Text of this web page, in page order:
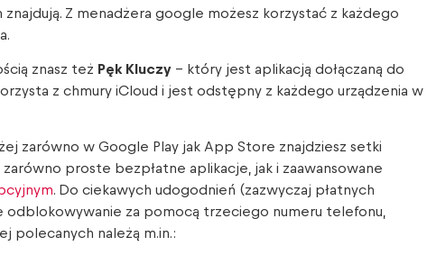
Z menadżera google możesz korzystać z każdego
znasz też Pęk Kluczy – który jest aplikacją dołączaną do
z chmury iCloud i jest odstępny z każdego urządzenia w
zarówno w Google Play jak App Store znajdziesz setki
proste bezpłatne aplikacje, jak i zaawansowane
. Do ciekawych udogodnień (zazwyczaj płatnych
odblokowywanie za pomocą trzeciego numeru telefonu,
polecanych należą m.in.: